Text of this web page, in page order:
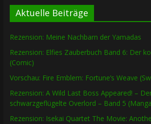
Aktuelle Beiträge
Rezension: Meine Nachbarn der Yamadas
Rezension: Elfies Zauberbuch Band 6: Der
(Comic)
Vorschau: Fire Emblem: Fortune’s Weave
Rezension: A Wild Last Boss Appeared! –
schwarzgeflügelte Overlord – Band 5
Rezension: Isekai Quartet The Movie: